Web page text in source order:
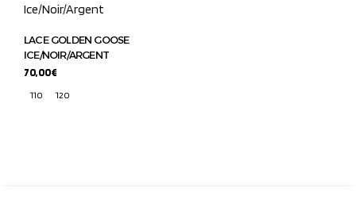
LACE GOLDEN GOOSE
ICE/NOIR/ARGENT
70,00€
110
120